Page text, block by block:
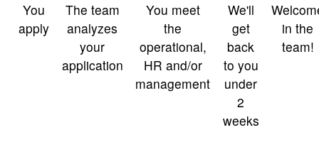
You
apply
The team
analyzes
your
application
You meet
the
operational,
HR and/or
management
We'll
get
back
to you
under
2
weeks
in the
team!